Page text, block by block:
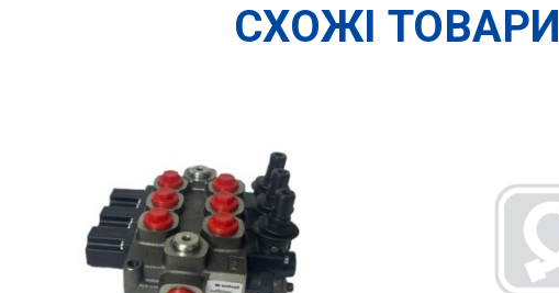
СХОЖІ ТОВАРИ